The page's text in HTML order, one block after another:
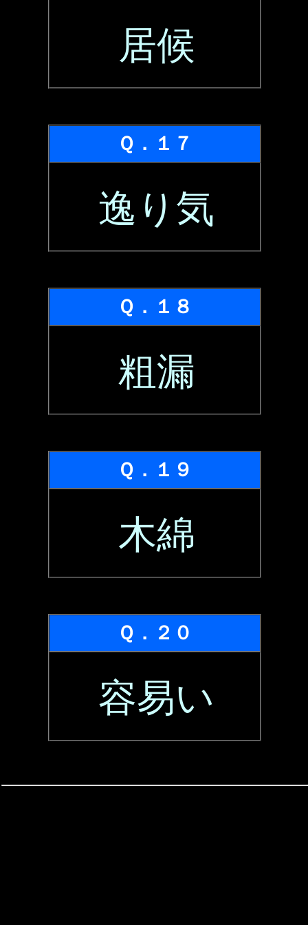
居候
Ｑ．１７
逸り気
Ｑ．１８
粗漏
Ｑ．１９
木綿
Ｑ．２０
容易い